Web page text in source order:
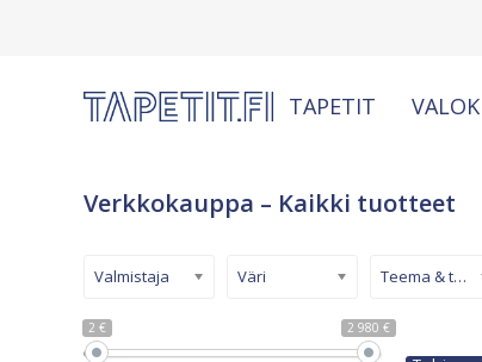
TAPETIT
Verkkokauppa – Kaikki tuotteet
2 € 2 980 €
Valmistaja Väri Teema & tyyli